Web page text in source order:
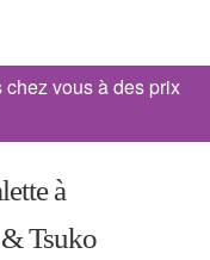
chez vous à des prix
à
Tsuko